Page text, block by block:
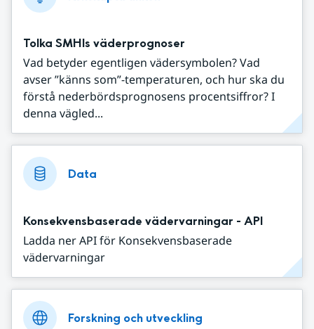
Tolka SMHIs väderprognoser
Vad betyder egentligen vädersymbolen? Vad
avser ”känns som”-temperaturen, och hur ska du
förstå nederbördsprognosens procentsiffror? I
denna vägled...
Data
Konsekvensbaserade vädervarningar - API
Ladda ner API för Konsekvensbaserade
vädervarningar
Forskning och utveckling